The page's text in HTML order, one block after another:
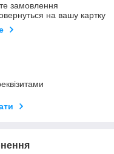
замовлення
на вашу картку